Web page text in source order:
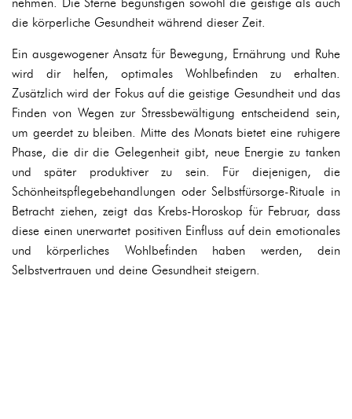
die körperliche Gesundheit während dieser Zeit.
Ein ausgewogener Ansatz für Bewegung, Ernährung und Ruhe
wird dir helfen, optimales Wohlbefinden zu erhalten.
Zusätzlich wird der Fokus auf die geistige Gesundheit und das
Finden von Wegen zur Stressbewältigung entscheidend sein,
um geerdet zu bleiben. Mitte des Monats bietet eine ruhigere
Phase, die dir die Gelegenheit gibt, neue Energie zu tanken
und später produktiver zu sein. Für diejenigen, die
Schönheitspflegebehandlungen oder Selbstfürsorge-Rituale in
Betracht ziehen, zeigt das Krebs-Horoskop für Februar, dass
diese einen unerwartet positiven Einfluss auf dein emotionales
und körperliches Wohlbefinden haben werden, dein
Selbstvertrauen und deine Gesundheit steigern.